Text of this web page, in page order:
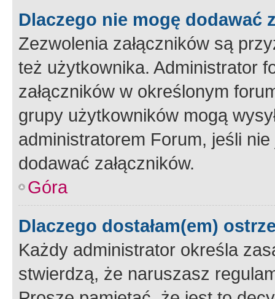
Dlaczego nie mogę dodawać
Zezwolenia załączników są
też użytkownika. Administrator
załączników w określonym
grupy użytkowników mogą
administratorem Forum, jeśli
dodawać załączników.
Góra
Dlaczego dostałam(em)
Każdy administrator określa
stwierdzą, że naruszasz